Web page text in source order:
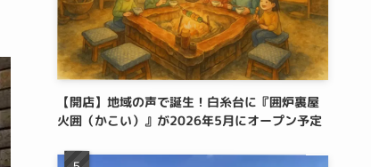
【開店】地域の声で誕生！白糸台に『囲炉裏屋
火囲（かこい）』が2026年5月にオープン予定